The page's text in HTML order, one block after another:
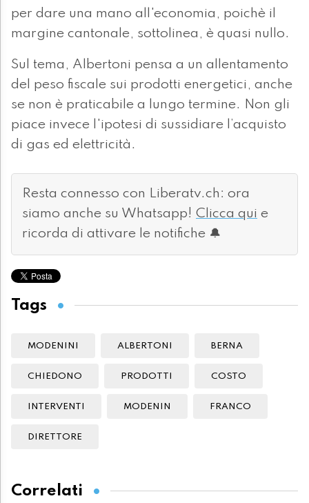
per dare una mano all'economia, poichè il
margine cantonale, sottolinea, è quasi nullo.
Sul tema, Albertoni pensa a un allentamento
del peso fiscale sui prodotti energetici, anche
se non è praticabile a lungo termine. Non gli
piace invece l'ipotesi di sussidiare l’acquisto
di gas ed elettricità.
Resta connesso con Liberatv.ch: ora
siamo anche su Whatsapp! Clicca qui e
ricorda di attivare le notifiche 🔔
Tags
MODENINI ALBERTONI BERNA
CHIEDONO PRODOTTI COSTO
INTERVENTI MODENIN FRANCO
DIRETTORE
Correlati